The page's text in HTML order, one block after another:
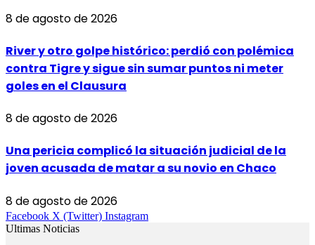
8 de agosto de 2026
River y otro golpe histórico: perdió con polémica
contra Tigre y sigue sin sumar puntos ni meter
goles en el Clausura
8 de agosto de 2026
Una pericia complicó la situación judicial de la
joven acusada de matar a su novio en Chaco
8 de agosto de 2026
Facebook X (Twitter) Instagram
Ultimas Noticias